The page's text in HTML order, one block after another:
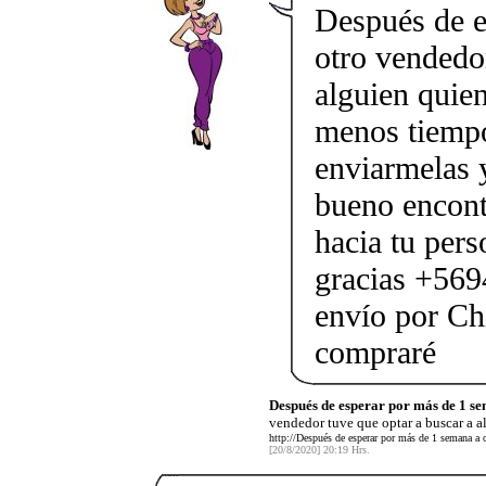
Después de
otro
alguien
menos
enviarmelas
bueno
hacia tu
gracias
envío por
compraré
Después de esperar por más de 1
vendedor tuve que optar a buscar a
http://Después de esperar por más de 1 semana
[20/8/2020] 20:19 Hrs.